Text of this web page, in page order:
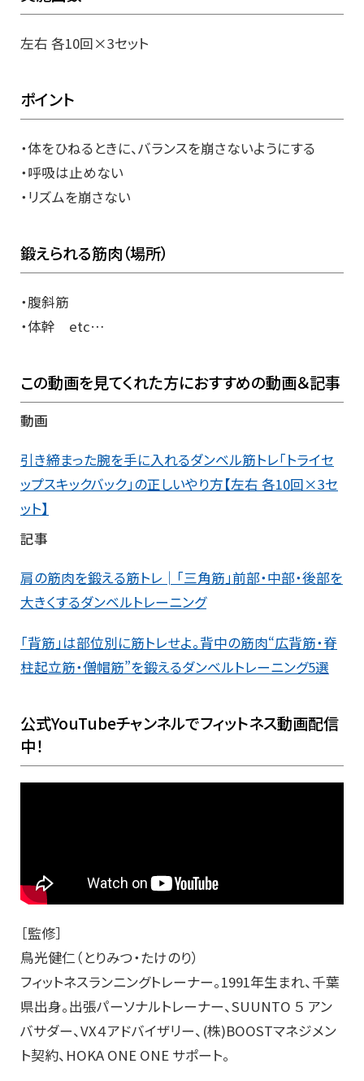
左右 各10回×3セット
ポイント
・体をひねるときに、バランスを崩さないようにする
・呼吸は止めない
・リズムを崩さない
鍛えられる筋肉（場所）
・腹斜筋
・体幹 etc…
この動画を見てくれた方におすすめの動画＆記事
動画
引き締まった腕を手に入れるダンベル筋トレ「トライセ
ップスキックバック」の正しいやり方【左右 各10回×3セ
ット】
記事
肩の筋肉を鍛える筋トレ│「三角筋」前部・中部・後部を
大きくするダンベルトレーニング
「背筋」は部位別に筋トレせよ。背中の筋肉“広背筋・脊
柱起立筋・僧帽筋”を鍛えるダンベルトレーニング5選
公式YouTubeチャンネルでフィットネス動画配信
中！
［監修］
鳥光健仁（とりみつ・たけのり）
フィットネスランニングトレーナー。1991年生まれ、千葉
県出身。出張パーソナルトレーナー、SUUNTO ５ アン
バサダー、VX４アドバイザリー、(株)BOOSTマネジメン
ト契約、HOKA ONE ONE サポート。